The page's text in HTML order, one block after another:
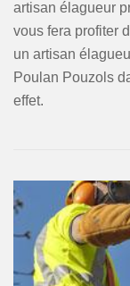
artisan élagueur
vous fera profiter
un artisan
Poulan Pouzols
effet.